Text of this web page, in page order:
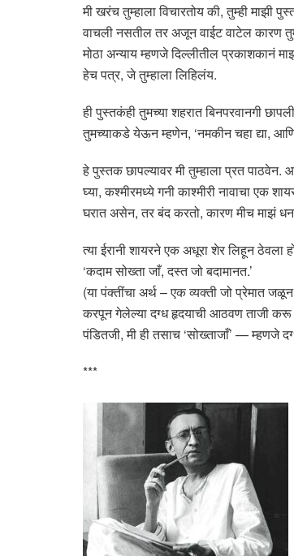
मी खरंच तुम्हाला विचारतोय की, तुम्ही माझी
वाचली नसतील तर अजून वाईट वाटेल
मोठा अन्याय म्हणजे दिल्लीतील प्रकाशकानं
हेच पत्र, जे तुम्हाला लिहिलंय.
ही पुस्तकंही तुमच्या शहरात बिनपरवानगी
तुमच्याकडे येऊन म्हणेन, ‘नमकीन चहा द्या,
हे पुस्तक छापल्यावर मी तुम्हाला प्रत
घ्या, कश्मीरमध्ये गनी काश्मीरी नावाचा एक
घरात असेन, तर बंद करतो, कारण मीच माझं
त्या ईरानी शायरने एक अधूरा शेर लिहून ठेवला
‘कदाम सोख्ता जाँ, दस्त जो बदामानत.’
(या पंक्तींचा अर्थ – एक व्यक्ती जो प्रेमात
करपून गेलेल्या दग्ध हृदयाची आठवण ताजी
पंडितजी, मी ही तसाच ‘सोख्ताजाँ’ — म्हणजे
***